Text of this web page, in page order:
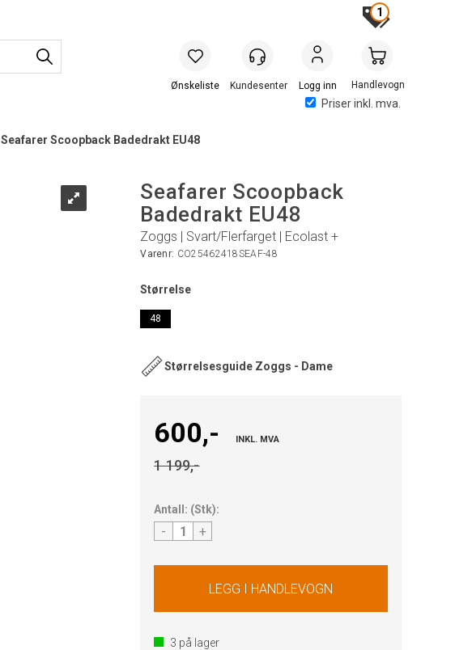
Priser inkl. mva.
Logg inn Handlevogn
1
Seafarer Scoopback Badedrakt EU48
Seafarer Scoopback
Badedrakt EU48
Zoggs | Svart/Flerfarget | Ecolast +
Varenr: CO25462418SEAF-48
Størrelse
48
Størrelsesguide Zoggs - Dame
600,- INKL. MVA
1 199,-
Antall: (Stk):
- +
3 på lager